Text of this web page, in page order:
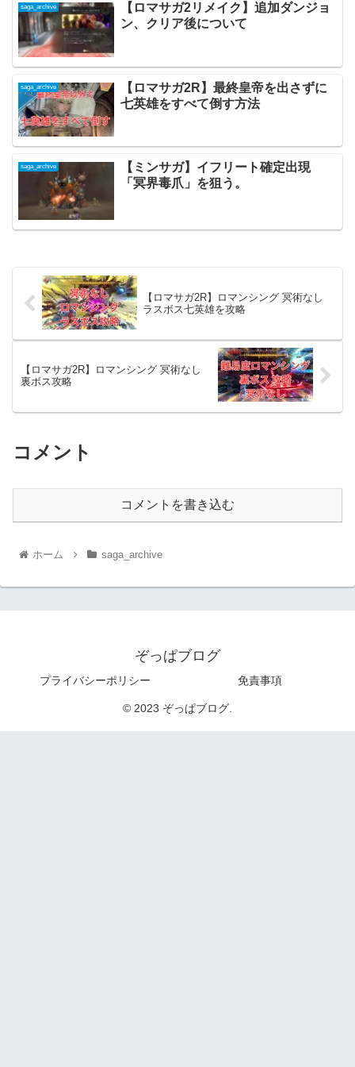
saga_archive
【ロマサガ2リメイク】追加ダンジョ
ン、クリア後について
saga_archive
【ロマサガ2R】最終皇帝を出さずに
七英雄をすべて倒す方法
saga_archive
【ミンサガ】イフリート確定出現
「冥界毒爪」を狙う。
【ロマサガ2R】ロマンシング 冥術なし
ラスボス七英雄を攻略
【ロマサガ2R】ロマンシング 冥術なし
裏ボス攻略
コメント
コメントを書き込む
ホーム saga_archive
ぞっぱブログ
プライバシーポリシー 免責事項
© 2023 ぞっぱブログ.